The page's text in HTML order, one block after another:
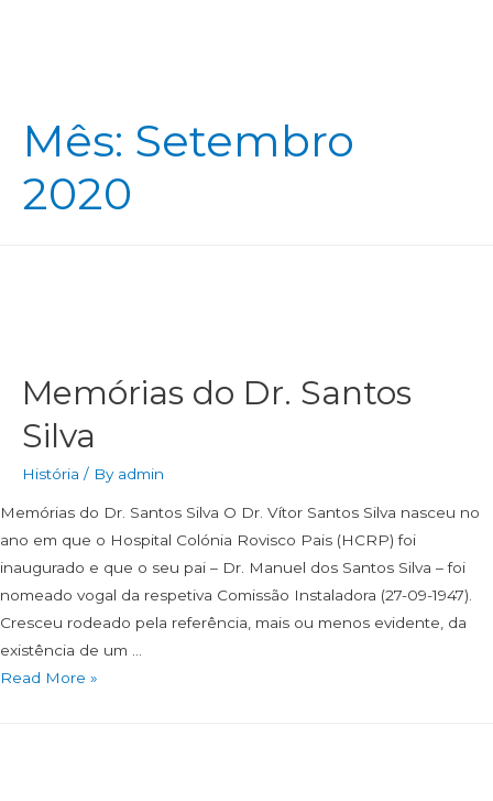
Mês: Setembro
2020
Memórias do Dr. Santos
Silva
História / By admin
Memórias do Dr. Santos Silva O Dr. Vítor Santos Silva nasceu no
ano em que o Hospital Colónia Rovisco Pais (HCRP) foi
inaugurado e que o seu pai – Dr. Manuel dos Santos Silva – foi
nomeado vogal da respetiva Comissão Instaladora (27-09-1947).
Cresceu rodeado pela referência, mais ou menos evidente, da
existência de um …
Read More »